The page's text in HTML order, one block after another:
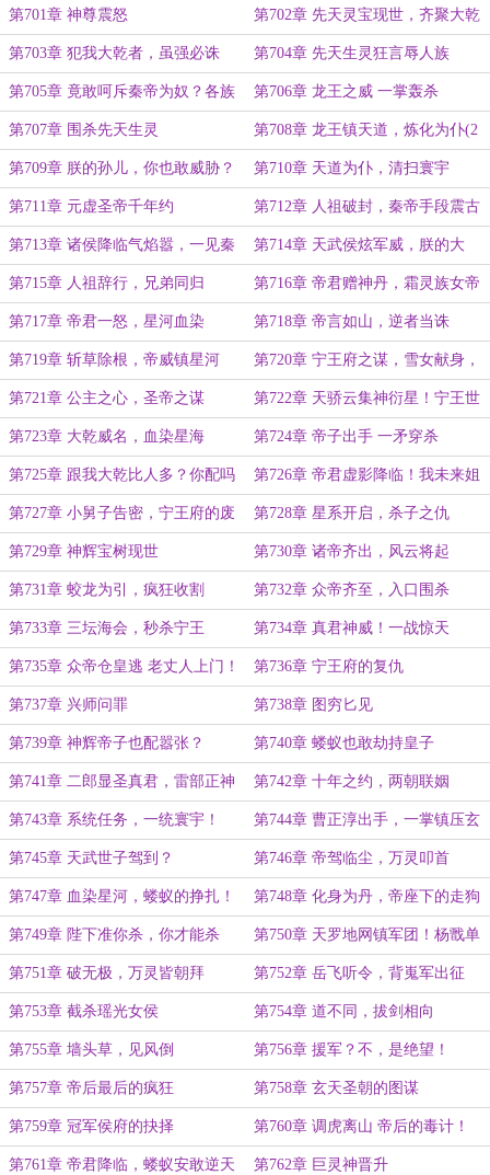
第701章 神尊震怒 第702章 先天灵宝现世，齐聚大乾
第703章 犯我大乾者，虽强必诛 第704章 先天生灵狂言辱人族
第705章 竟敢呵斥秦帝为奴？各族
看傻了！
第706章 龙王之威 一掌轰杀
第707章 围杀先天生灵 第708章 龙王镇天道，炼化为仆(2
合1大章）
第709章 朕的孙儿，你也敢威胁？ 第710章 天道为仆，清扫寰宇
第711章 元虚圣帝千年约 第712章 人祖破封，秦帝手段震古
今
第713章 诸侯降临气焰嚣，一见秦
帝尽折腰
第714章 天武侯炫军威，朕的大
军...也就图一乐
第715章 人祖辞行，兄弟同归 第716章 帝君赠神丹，霜灵族女帝
的绝境
第717章 帝君一怒，星河血染 第718章 帝言如山，逆者当诛
第719章 斩草除根，帝威镇星河 第720章 宁王府之谋，雪女献身，
帝寝春色
第721章 公主之心，圣帝之谋 第722章 天骄云集神衍星！宁王世
子至，圣朝太子临！
第723章 大乾威名，血染星海 第724章 帝子出手 一矛穿杀
第725章 跟我大乾比人多？你配吗 第726章 帝君虚影降临！我未来姐
夫无敌
第727章 小舅子告密，宁王府的废
物也配？
第728章 星系开启，杀子之仇
第729章 神辉宝树现世 第730章 诸帝齐出，风云将起
第731章 蛟龙为引，疯狂收割 第732章 众帝齐至，入口围杀
第733章 三坛海会，秒杀宁王 第734章 真君神威！一战惊天
第735章 众帝仓皇逃 老丈人上门！ 第736章 宁王府的复仇
第737章 兴师问罪 第738章 图穷匕见
第739章 神辉帝子也配嚣张？ 第740章 蝼蚁也敢劫持皇子
第741章 二郎显圣真君，雷部正神
降临
第742章 十年之约，两朝联姻
第743章 系统任务，一统寰宇！ 第744章 曹正淳出手，一掌镇压玄
黄血族
第745章 天武世子驾到？ 第746章 帝驾临尘，万灵叩首
第747章 血染星河，蝼蚁的挣扎！ 第748章 化身为丹，帝座下的走狗
第749章 陛下准你杀，你才能杀 第750章 天罗地网镇军团！杨戬单
手诛狂侯！
第751章 破无极，万灵皆朝拜 第752章 岳飞听令，背嵬军出征
第753章 截杀瑶光女侯 第754章 道不同，拔剑相向
第755章 墙头草，见风倒 第756章 援军？不，是绝望！
第757章 帝后最后的疯狂 第758章 玄天圣朝的图谋
第759章 冠军侯府的抉择 第760章 调虎离山 帝后的毒计！
第761章 帝君降临，蝼蚁安敢逆天 第762章 巨灵神晋升